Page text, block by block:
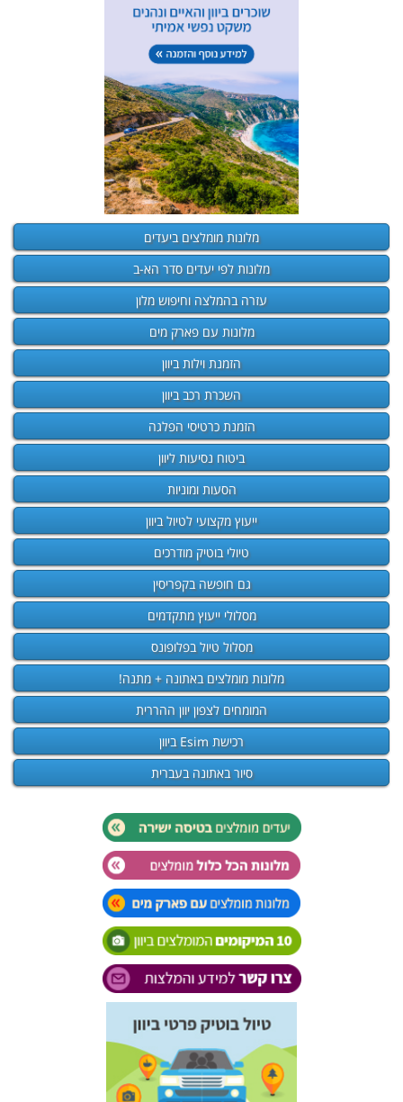
מלונות מומלצים ביעדים
מלונות לפי יעדים סדר הא-ב
עזרה בהמלצה וחיפוש מלון
מלונות עם פארק מים
הזמנת וילות ביוון
השכרת רכב ביוון
הזמנת כרטיסי הפלגה
ביטוח נסיעות ליוון
הסעות ומוניות
ייעוץ מקצועי לטיול ביוון
טיולי בוטיק מודרכים
גם חופשה בקפריסין
מסלולי ייעוץ מתקדמים
מסלול טיול בפלופונס
מלונות מומלצים באתונה + מתנה!
המומחים לצפון יוון ההררית
רכישת Esim ביוון
סיור באתונה בעברית